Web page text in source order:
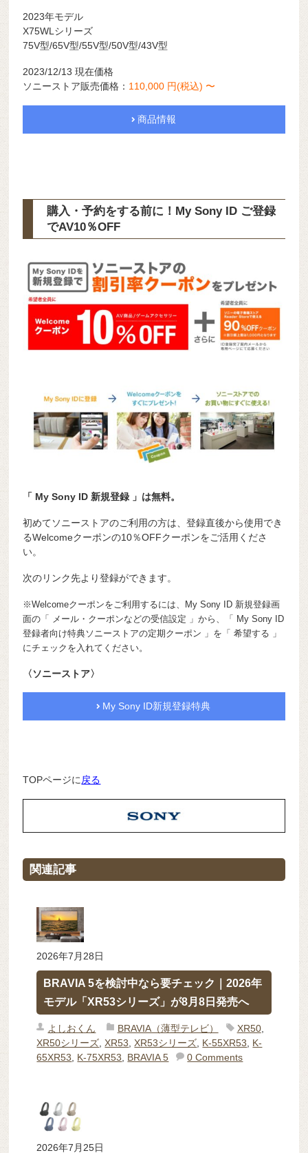
2023年モデル
X75WLシリーズ
75V型/65V型/55V型/50V型/43V型
2023/12/13 現在価格
ソニーストア販売価格： 110,000 円(税込) 〜
商品情報
購入・予約をする前に！My Sony ID ご登録
でAV10％OFF
「 My Sony ID 新規登録 」は無料。
初めてソニーストアのご利用の方は、登録直後から使用でき
るWelcomeクーポンの10％OFFクーポンをご活用くださ
い。
次のリンク先より登録ができます。
※Welcomeクーポンをご利用するには、My Sony ID 新規登録画
面の「 メール・クーポンなどの受信設定 」から、「 My Sony ID
登録者向け特典ソニーストアの定期クーポン 」を「 希望する 」
にチェックを入れてください。
〈ソニーストア〉
My Sony ID新規登録特典
TOPページに 戻る
関連記事
2026年7月28日
BRAVIA 5を検討中なら要チェック｜2026年
モデル「XR53シリーズ」が8月8日発売へ
よしおくん BRAVIA（薄型テレビ） XR50,
XR50シリーズ ,XR53 ,XR53シリーズ K-55XR53
K-
65XR53
K-75XR53 BRAVIA 5 0 Comments
2026年7月25日